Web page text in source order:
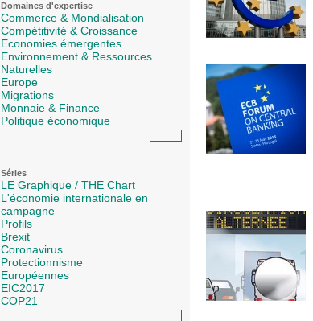
Domaines d'expertise
Commerce & Mondialisation
Compétitivité & Croissance
Economies émergentes
Environnement & Ressources
Naturelles
Europe
Migrations
Monnaie & Finance
Politique économique
Séries
LE Graphique / THE Chart
L'économie internationale en
campagne
Profils
Brexit
Coronavirus
Protectionnisme
Européennes
EIC2017
COP21